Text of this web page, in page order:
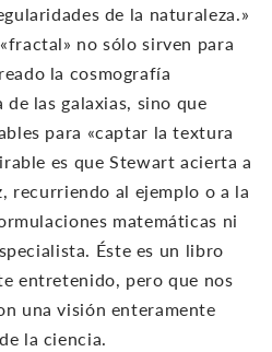
de la naturaleza.»
no sólo sirven para
la cosmografía
de las galaxias, sino que
para «captar la textura
es que Stewart acierta a
recurriendo al ejemplo o a la
matemáticas ni
Éste es un libro
entretenido, pero que nos
una visión enteramente
la ciencia.